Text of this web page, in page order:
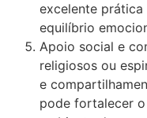
excelente prática
equilíbrio
Apoio social e
religiosos ou
e
pode fortalecer